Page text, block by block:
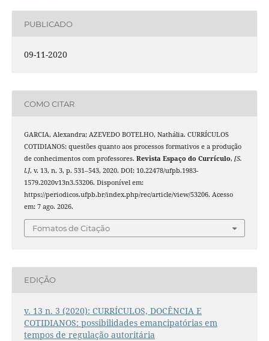
PUBLICADO
09-11-2020
COMO CITAR
GARCIA, Alexandra; AZEVEDO BOTELHO, Nathália. CURRÍCULOS
COTIDIANOS: questões quanto aos processos formativos e a produção
de conhecimentos com professores. Revista Espaço do Currículo, [S.
l.], v. 13, n. 3, p. 531–543, 2020. DOI: 10.22478/ufpb.1983-
1579.2020v13n3.53206. Disponível em:
https://periodicos.ufpb.br/index.php/rec/article/view/53206. Acesso
em: 7 ago. 2026.
Fomatos de Citação
EDIÇÃO
v. 13 n. 3 (2020): CURRÍCULOS, DOCÊNCIA E
COTIDIANOS: possibilidades emancipatórias em
tempos de regulação autoritária